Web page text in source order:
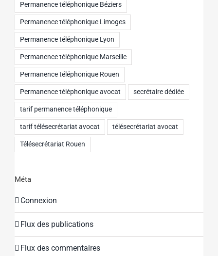
Permanence téléphonique Béziers
Permanence téléphonique Limoges
Permanence téléphonique Lyon
Permanence téléphonique Marseille
Permanence téléphonique Rouen
Permanence téléphonique avocat secrétaire dédiée
tarif permanence téléphonique
tarif télésecrétariat avocat télésecrétariat avocat
Télésecrétariat Rouen
Méta
Connexion
Flux des publications
Flux des commentaires